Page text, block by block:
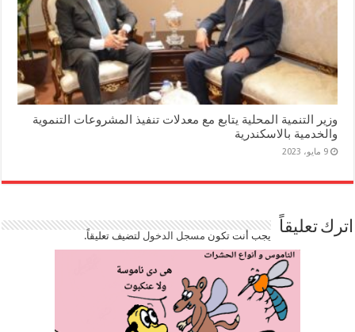
وزير التنمية المحلية يتابع مع معدلات تنفيذ المشروعات التنموية
والخدمية بالاسكندرية
9 مايو، 2023
اترك تعليقاً يجب أنت تكون مسجل الدخوللتضيف تعليقاً.